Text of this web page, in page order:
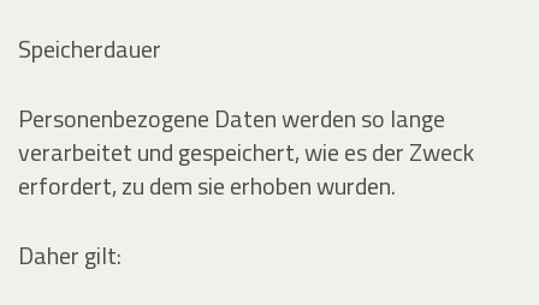
Speicherdauer
Personenbezogene Daten werden so lange
verarbeitet und gespeichert, wie es der Zweck
erfordert, zu dem sie erhoben wurden.
Daher gilt: